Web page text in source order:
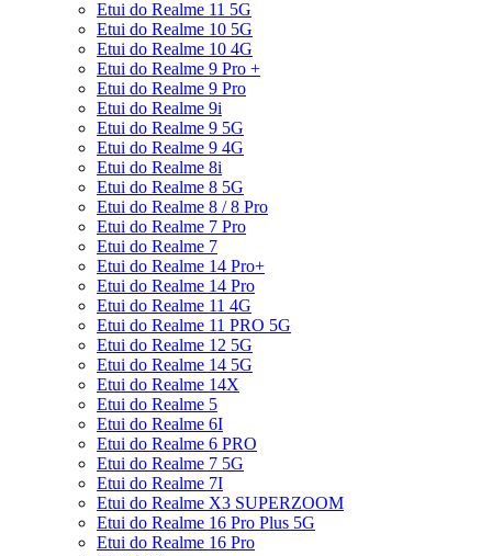
Etui do Realme 11 5G
Etui do Realme 10 5G
Etui do Realme 10 4G
Etui do Realme 9 Pro +
Etui do Realme 9 Pro
Etui do Realme 9i
Etui do Realme 9 5G
Etui do Realme 9 4G
Etui do Realme 8i
Etui do Realme 8 5G
Etui do Realme 8 / 8 Pro
Etui do Realme 7 Pro
Etui do Realme 7
Etui do Realme 14 Pro+
Etui do Realme 14 Pro
Etui do Realme 11 4G
Etui do Realme 11 PRO 5G
Etui do Realme 12 5G
Etui do Realme 14 5G
Etui do Realme 14X
Etui do Realme 5
Etui do Realme 6I
Etui do Realme 6 PRO
Etui do Realme 7 5G
Etui do Realme 7I
Etui do Realme X3 SUPERZOOM
Etui do Realme 16 Pro Plus 5G
Etui do Realme 16 Pro